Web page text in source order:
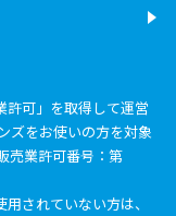
許可」を取得して運営
ズをお使いの方を対象
売業許可番号：第
されていない方は、